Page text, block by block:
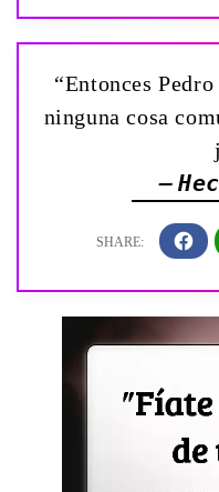
“Entonces
ninguna cosa
—